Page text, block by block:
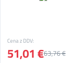
Cena z DDV:
51,01 €63,76 €